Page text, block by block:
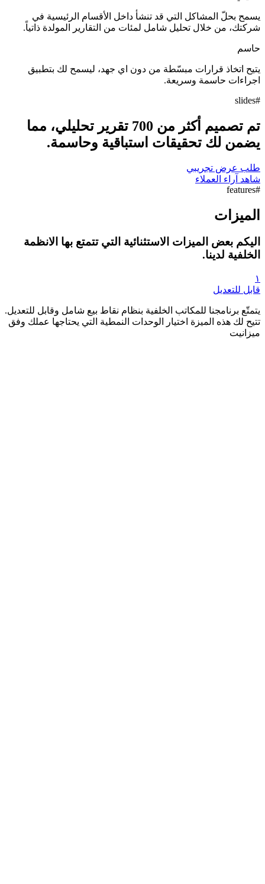
قد تنشأ داخل الأقسام الرئيسية في
شامل لمئات من التقارير المولدة ذاتياً.
مبسّطة من دون اي جهد، ليسمح لك بتطبيق
تم تصميم أكثر من 700 تقرير تحليلي، مما
استباقية وحاسمة.
الاستثنائية التي تتمتع بها الانظمة
الخلفية بنظام نقاط بيع شامل وقابل للتعديل.
الوحدات النمطية التي يحتاجها عملك وفق